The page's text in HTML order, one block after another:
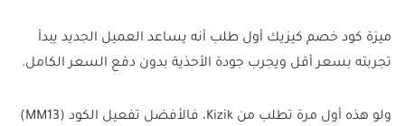
ميزة كود خصم كيزيك أول طلب أنه يساعد العميل الجديد يبدأ
تجربته بسعر أقل ويجرب جودة الأحذية بدون دفع السعر الكامل.
ولو هذه أول مرة تطلب من Kizik، فالأفضل تفعيل الكود (MM13)